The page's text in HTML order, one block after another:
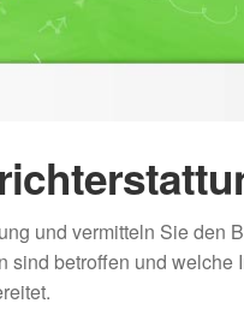
und vermitteln Sie
betroffen und